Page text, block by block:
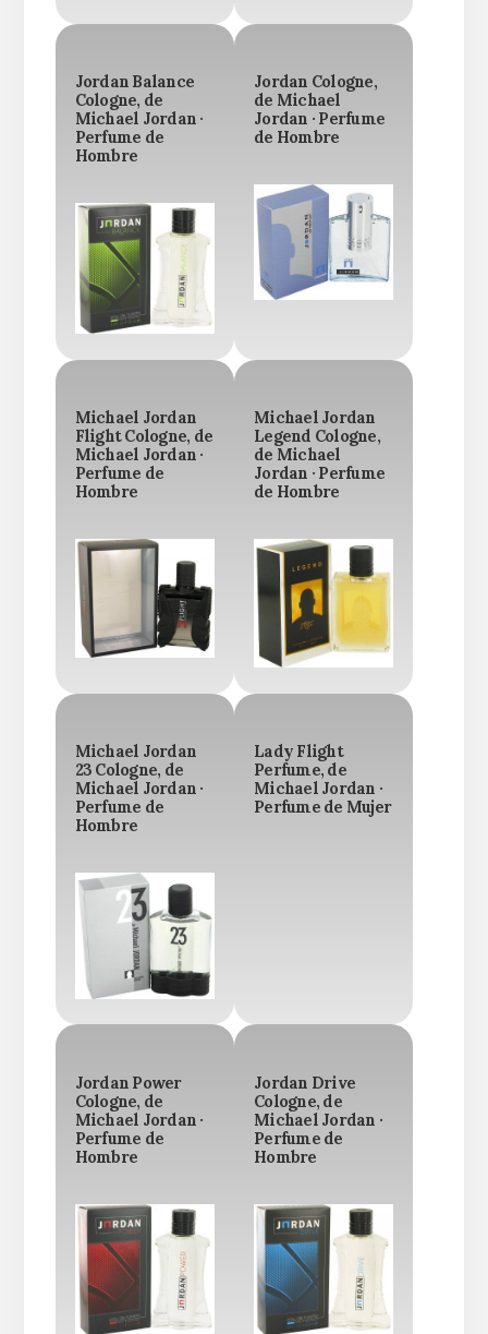
Jordan Balance
Cologne, de
Michael Jordan ·
Perfume de
Hombre
Jordan Cologne,
de Michael
Jordan · Perfume
de Hombre
Michael Jordan
Flight Cologne, de
Michael Jordan ·
Perfume de
Hombre
Michael Jordan
Legend Cologne,
de Michael
Jordan · Perfume
de Hombre
Michael Jordan
23 Cologne, de
Michael Jordan ·
Perfume de
Hombre
Lady Flight
Perfume, de
Michael Jordan ·
Perfume de Mujer
Jordan Power
Cologne, de
Michael Jordan ·
Perfume de
Hombre
Jordan Drive
Cologne, de
Michael Jordan ·
Perfume de
Hombre